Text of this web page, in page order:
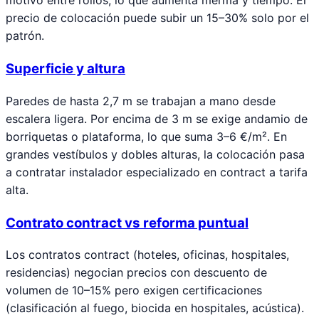
precio de colocación puede subir un 15–30% solo por el
patrón.
Superficie y altura
Paredes de hasta 2,7 m se trabajan a mano desde
escalera ligera. Por encima de 3 m se exige andamio de
borriquetas o plataforma, lo que suma 3–6 €/m². En
grandes vestíbulos y dobles alturas, la colocación pasa
a contratar instalador especializado en contract a tarifa
alta.
Contrato contract vs reforma puntual
Los contratos contract (hoteles, oficinas, hospitales,
residencias) negocian precios con descuento de
volumen de 10–15% pero exigen certificaciones
(clasificación al fuego, biocida en hospitales, acústica).